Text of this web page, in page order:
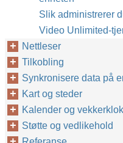
Slik administrerer
Video Unlimited-
Nettleser
Tilkobling
Synkronisere data på
Kart og steder
Kalender og
Støtte og vedlikehold